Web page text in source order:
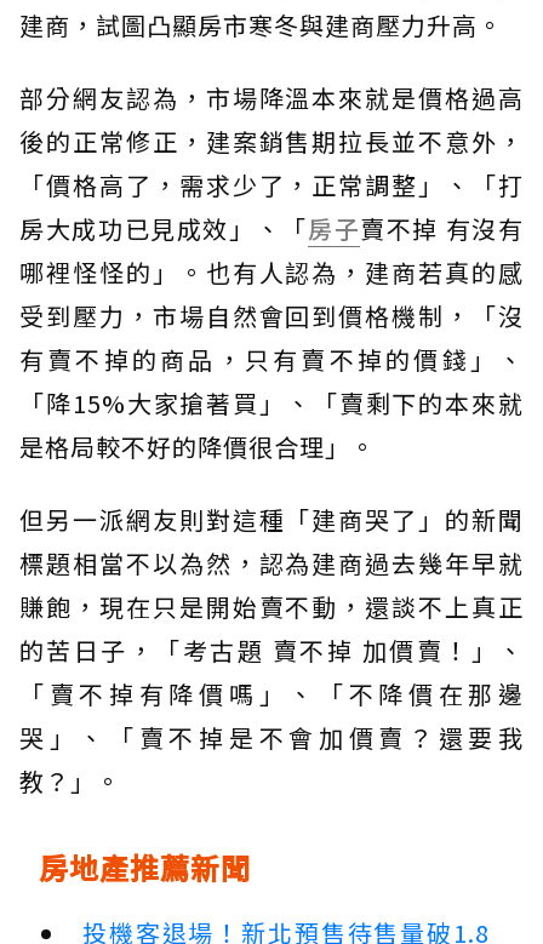
建商，試圖凸顯房市寒冬與建商壓力升高。
部分網友認為，市場降溫本來就是價格過高
後的正常修正，建案銷售期拉長並不意外，
「價格高了，需求少了，正常調整」、「打
房大成功已見成效」、「房子賣不掉 有沒有
哪裡怪怪的」。也有人認為，建商若真的感
受到壓力，市場自然會回到價格機制，「沒
有賣不掉的商品，只有賣不掉的價錢」、
「降15%大家搶著買」、「賣剩下的本來就
是格局較不好的降價很合理」。
但另一派網友則對這種「建商哭了」的新聞
標題相當不以為然，認為建商過去幾年早就
賺飽，現在只是開始賣不動，還談不上真正
的苦日子，「考古題 賣不掉 加價賣！」、
「賣不掉有降價嗎」、「不降價在那邊
哭」、「賣不掉是不會加價賣？還要我
教？」。
房地產推薦新聞
投機客退場！新北預售待售量破1.8